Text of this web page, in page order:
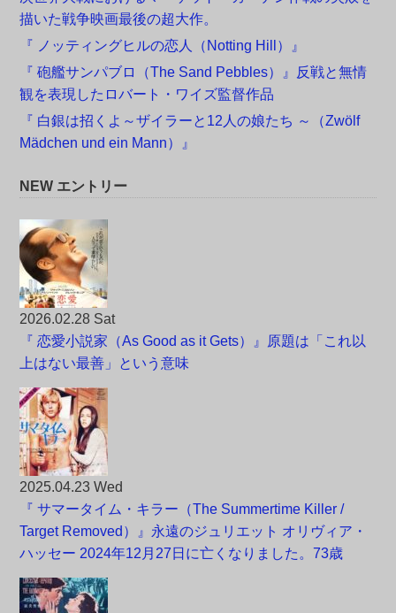
描いた戦争映画最後の超大作。
『 ノッティングヒルの恋人（Notting Hill）』
『 砲艦サンパブロ（The Sand Pebbles）』反戦と無情
観を表現したロバート・ワイズ監督作品
『 白銀は招くよ～ザイラーと12人の娘たち ～（Zwölf
Mädchen und ein Mann）』
NEW エントリー
2026.02.28 Sat
『 恋愛小説家（As Good as it Gets）』原題は「これ以
上はない最善」という意味
2025.04.23 Wed
『 サマータイム・キラー（The Summertime Killer /
Target Removed）』永遠のジュリエット オリヴィア・
ハッセー 2024年12月27日に亡くなりました。73歳